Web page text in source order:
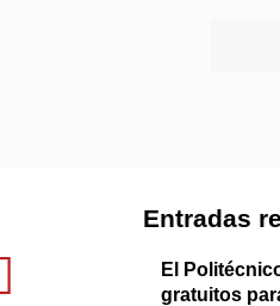
Entradas
El
gratuitos